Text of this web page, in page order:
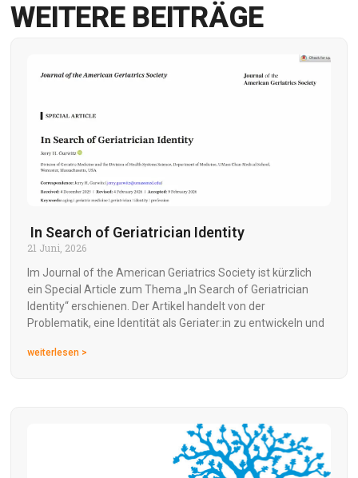
WEITERE BEITRÄGE
In Search of Geriatrician Identity
21 Juni, 2026
Im Journal of the American Geriatrics Society ist kürzlich
ein Special Article zum Thema „In Search of Geriatrician
Identity“ erschienen. Der Artikel handelt von der
Problematik, eine Identität als Geriater:in zu entwickeln und
weiterlesen >